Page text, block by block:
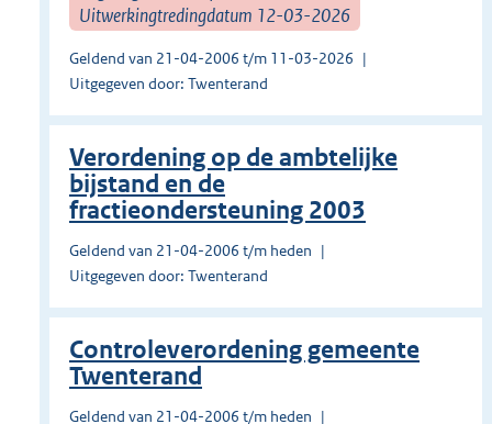
Uitwerkingtredingdatum 12-03-2026
Geldend van 21-04-2006 t/m 11-03-2026
Uitgegeven door: Twenterand
Verordening op de ambtelijke
bijstand en de
fractieondersteuning 2003
Geldend van 21-04-2006 t/m heden
Uitgegeven door: Twenterand
Controleverordening gemeente
Twenterand
Geldend van 21-04-2006 t/m heden